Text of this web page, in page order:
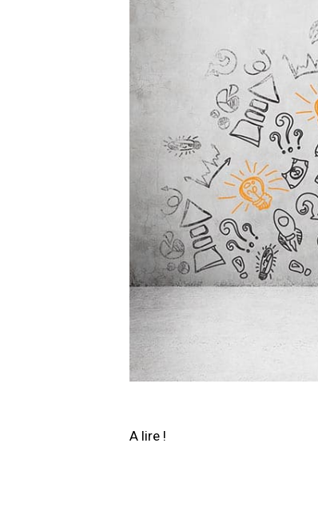
A lire !